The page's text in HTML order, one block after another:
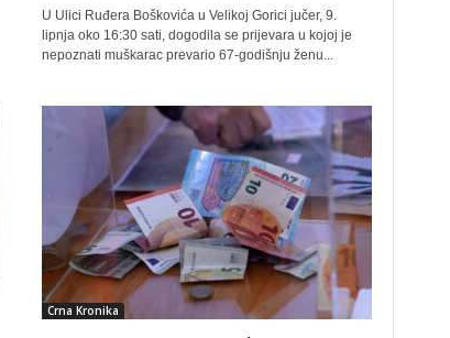
U Ulici Ruđera Boškovića u Velikoj Gorici jučer, 9.
lipnja oko 16:30 sati, dogodila se prijevara u kojoj je
nepoznati muškarac prevario 67-godišnju ženu...
Crna Kronika